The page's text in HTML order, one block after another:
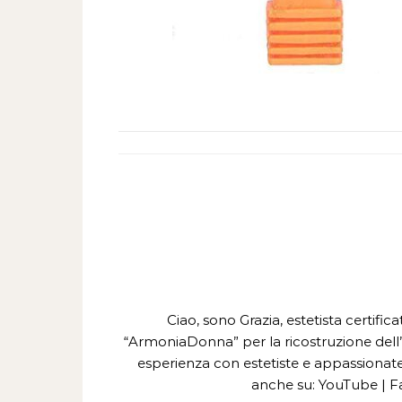
Ciao, sono Grazia, estetista
“ArmoniaDonna” per la ricostruzione
esperienza con estetiste e
anche su: YouTube |